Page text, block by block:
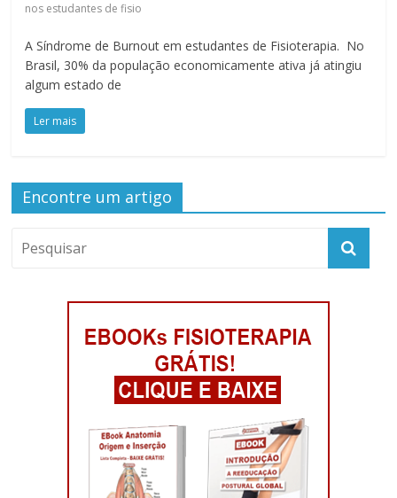
nos estudantes de fisio
A Síndrome de Burnout em estudantes de Fisioterapia. No
Brasil, 30% da população economicamente ativa já atingiu
algum estado de
Ler mais
Encontre um artigo